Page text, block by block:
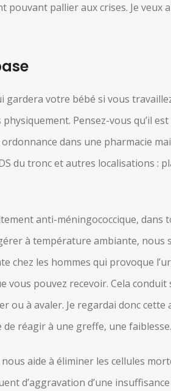
pallier aux crises. Je veux
votre bébé si vous
Pensez-vous qu’il
dans une pharmacie
du tronc et autres localisations :
anti-méningococcique, dans
à température ambiante, nous
chez les hommes qui provoque
vous pouvez recevoir. Cela
à avaler. Je regardai donc
de réagir à une greffe, une faiblesse.
aide à éliminer les cellules
d’aggravation d’une